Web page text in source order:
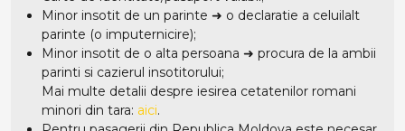
AWB TRACKING
VERIFICA LIVRARE
INTERNATIONALA